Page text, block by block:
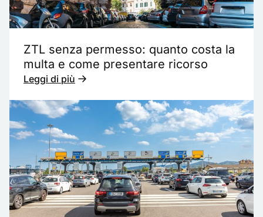
ZTL senza permesso: quanto costa la
multa e come presentare ricorso
Leggi di più